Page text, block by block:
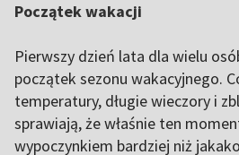
Początek wakacji
Pierwszy dzień lata dla wielu
początek sezonu wakacyjnego.
temperatury, długie wieczory i
sprawiają, że właśnie ten
wypoczynkiem bardziej niż